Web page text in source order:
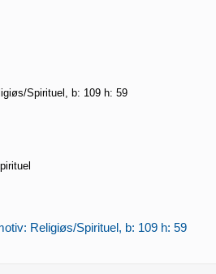
Spirituel, b: 109 h: 59
Religiøs/Spirituel, b: 109 h: 59